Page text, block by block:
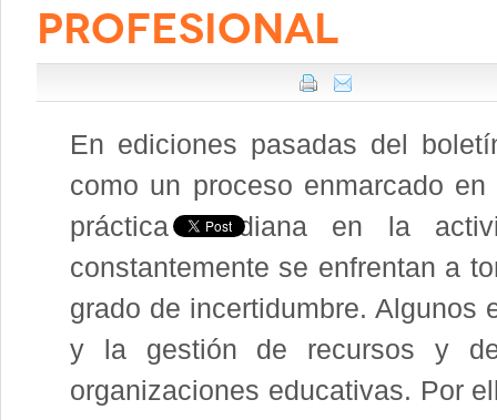
PROFESIONAL
En ediciones pasadas del
como un proceso enmarcado
práctica cotidiana en la
constantemente se enfrentan a
grado de incertidumbre.
y la gestión de recursos y
organizaciones educativas. Por